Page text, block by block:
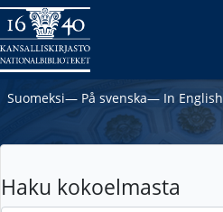
Suomeksi― På svenska― In English
Haku kokoelmasta